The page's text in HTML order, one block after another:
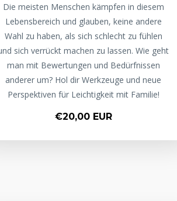
Die meisten Menschen kämpfen in diesem
Lebensbereich und glauben, keine andere
Wahl zu haben, als sich schlecht zu fühlen
sich verrückt machen zu lassen. Wie geht
man mit Bewertungen und Bedürfnissen
anderer um? Hol dir Werkzeuge und neue
Perspektiven für Leichtigkeit mit Familie!
€20,00 EUR